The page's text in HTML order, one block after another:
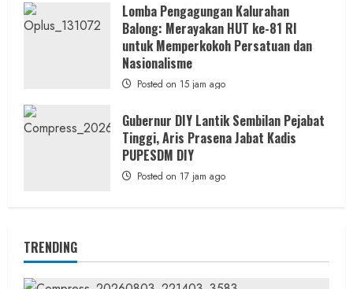
Lomba Pengagungan Kalurahan
Balong: Merayakan HUT ke-81 RI
untuk Memperkokoh Persatuan dan
Nasionalisme
Posted on 15 jam ago
Gubernur DIY Lantik Sembilan Pejabat
Tinggi, Aris Prasena Jabat Kadis
PUPESDM DIY
Posted on 17 jam ago
TRENDING